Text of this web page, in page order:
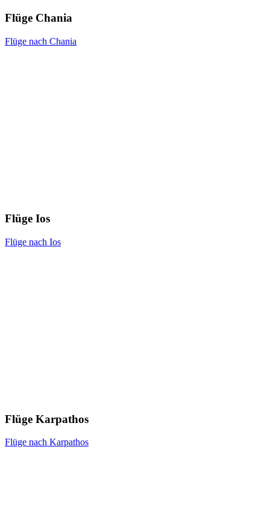
Flüge Chania
Flüge nach Chania
Flüge Ios
Flüge nach Ios
Flüge Karpathos
Flüge nach Karpathos